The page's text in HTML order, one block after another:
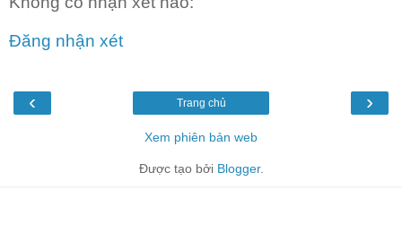
Đăng nhận xét
‹ ›
Trang chủ
Xem phiên bản web
Được tạo bởi Blogger.